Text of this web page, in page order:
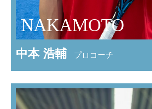
NAKAMOTO
中本 浩輔 プロコーチ